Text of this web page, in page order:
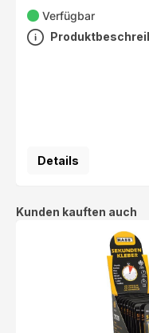
Verfügbar
Details
Produktgalerie
Kunden kauften auch